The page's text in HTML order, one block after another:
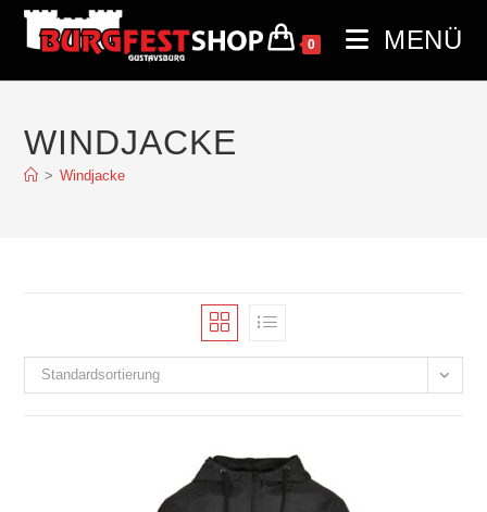
0 MENÜ
WINDJACKE
> Windjacke
Standardsortierung